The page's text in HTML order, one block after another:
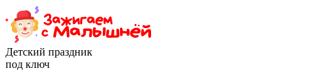
Детский праздник
под ключ